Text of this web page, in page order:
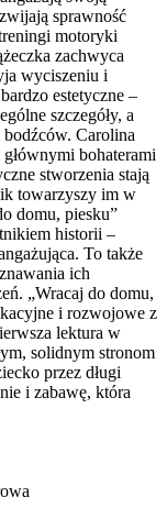
sprawność
motoryki
zachwyca
wyciszeniu i
estetyczne –
szczegóły, a
bodźców. Carolina
bohaterami
stworzenia stają
towarzyszy im w
domu, piesku”
historii –
To także
ich
„Wracaj do domu,
i rozwojowe z
lektura w
solidnym stronom
przez długi
i zabawę, która